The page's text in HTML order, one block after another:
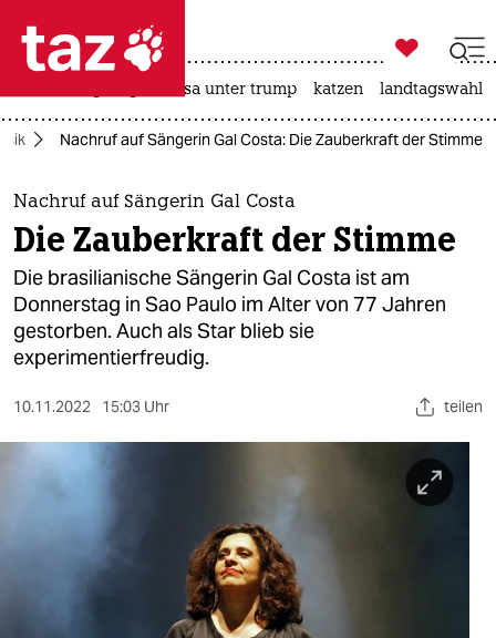
 taz zahl ich
taz zahl ich
themen
politik
öko
gesellschaft
kultur
sport

taz zahl ich
usa unter trump katzen landtagswahl
Nachruf auf Sängerin Gal Costa: Die Zauberkraft der Stimme
Nachruf auf Sängerin Gal Costa
Die Zauberkraft der Stimme
Die brasilianische Sängerin Gal Costa ist am
Donnerstag in Sao Paulo im Alter von 77 Jahren
gestorben. Auch als Star blieb sie
experimentierfreudig.
10.11.2022 15:03 Uhr teilen